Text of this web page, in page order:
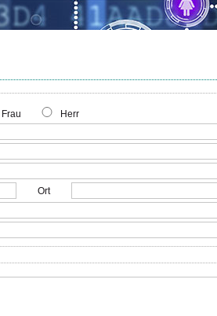
Frau
Herr
Ort